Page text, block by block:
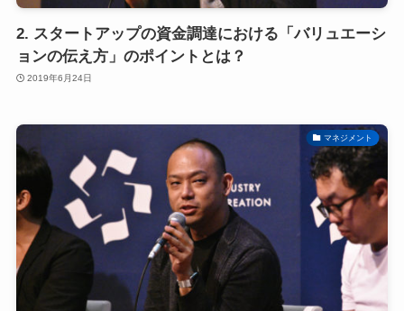
2. スタートアップの資金調達における「バリュエーシ
ョンの伝え方」のポイントとは？
2019年6月24日
マネジメント